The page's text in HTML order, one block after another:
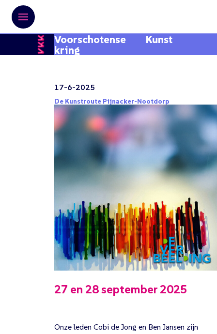
Voorschotense Kunst
kring
17-6-2025
De Kunstroute Pijnacker-Nootdorp
27 en 28 september 2025
Onze leden Cobi de Jong en Ben Jansen zijn